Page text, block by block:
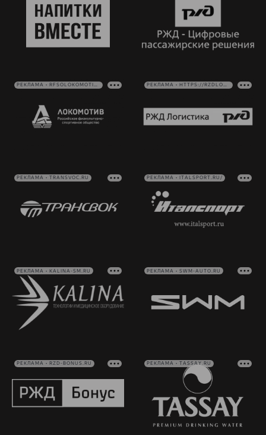
РЕКЛАМА • RFSOLOKOMOTIV.RU РЕКЛАМА • HTTPS://RZDLOG.RU/
РЕКЛАМА • TRANSVOC.RU РЕКЛАМА • ITALSPORT.RU/
РЕКЛАМА • KALINA-SM.RU РЕКЛАМА • SWM-AUTO.RU
РЕКЛАМА • RZD-BONUS.RU РЕКЛАМА • TASSAY.RU